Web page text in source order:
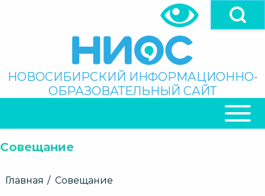
Поиск
НОВОСИБИРСКИЙ ИНФОРМАЦИОННО-
ОБРАЗОВАТЕЛЬНЫЙ САЙТ
НАВИГАЦИЯ
Совещание
Строка
Главная Совещание